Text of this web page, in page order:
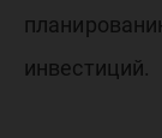
инвестиций.